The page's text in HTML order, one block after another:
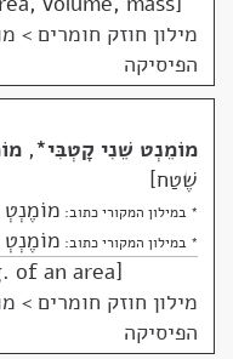
מילון חוזק חומרים >
הפיסיקה
מוֹמֵנְט שֵׁנִי קָטְבִּי*
,
שֶׁטַח
* במילון המקורי כתוב:
* במילון המקורי כתוב: מוֹמֶנְטְ
of an area
מילון חוזק חומרים >
הפיסיקה